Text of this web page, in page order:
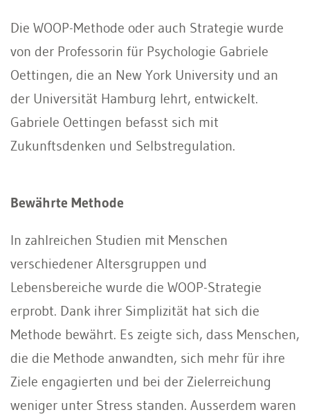
Die WOOP-Methode oder auch Strategie wurde
von der Professorin für Psychologie Gabriele
Oettingen, die an New York University und an
der Universität Hamburg lehrt, entwickelt.
Gabriele Oettingen befasst sich mit
Zukunftsdenken und Selbstregulation.
Bewährte Methode
In zahlreichen Studien mit Menschen
verschiedener Altersgruppen und
Lebensbereiche wurde die WOOP-Strategie
erprobt. Dank ihrer Simplizität hat sich die
Methode bewährt. Es zeigte sich, dass Menschen,
die die Methode anwandten, sich mehr für ihre
Ziele engagierten und bei der Zielerreichung
weniger unter Stress standen. Ausserdem waren